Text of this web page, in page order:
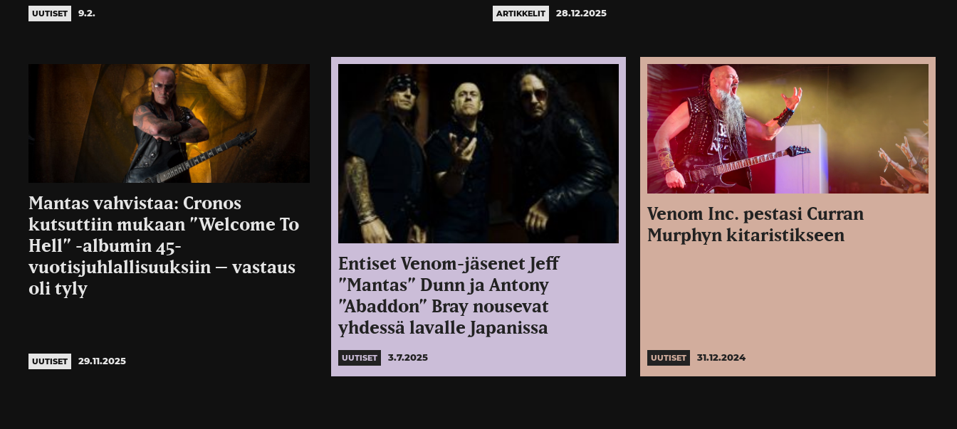
UUTISET 9.2. ARTIKKELIT 28.12.2025
Mantas vahvistaa: Cronos
kutsuttiin mukaan ”Welcome To
Hell” -albumin 45-
vuotisjuhlallisuuksiin – vastaus
oli tyly
UUTISET 29.11.2025
Entiset Venom-jäsenet Jeff
”Mantas” Dunn ja Antony
”Abaddon” Bray nousevat
yhdessä lavalle Japanissa
UUTISET 3.7.2025
Venom Inc. pestasi Curran
Murphyn kitaristikseen
UUTISET 31.12.2024